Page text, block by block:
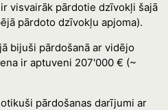
visvairāk pārdotie dzīvokļi šajā
pārdoto dzīvokļu apjoma).
bijuši pārdošanā ar vidējo
ir aptuveni 207'000 € (~
pārdošanas darījumi ar